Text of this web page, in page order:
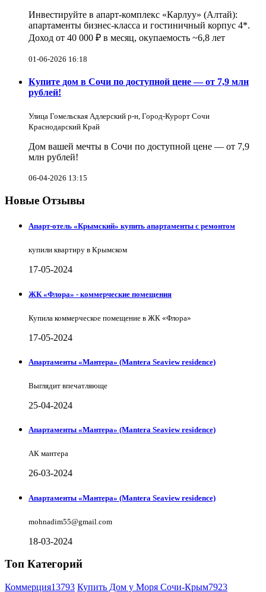
Инвестируйте в апарт-комплекс «Карлуу» (Алтай):
апартаменты бизнес-класса и гостиничный корпус 4*.
Доход от 40 000 ₽ в месяц, окупаемость ~6,8 лет
01-06-2026 16:18
Купите дом в Сочи по доступной цене — от 7,9 млн
рублей!
Улица Гомельская Адлерский р-н, Город-Курорт Сочи
Краснодарский Край
Дом вашей мечты в Сочи по доступной цене — от 7,9
млн рублей!
06-04-2026 13:15
Новые Отзывы
Апарт-отель «Крымский» купить апартаменты с ремонтом
купили квартиру в Крымском
17-05-2024
ЖК «Флора» - коммерческие помещения
Купила коммерческое помещение в ЖК «Флора»
17-05-2024
Апартаменты «Мантера» (Mantera Seaview rеsidence)
Выглядит впечатляюще
25-04-2024
Апартаменты «Мантера» (Mantera Seaview rеsidence)
АК мантера
26-03-2024
Апартаменты «Мантера» (Mantera Seaview rеsidence)
mohnadim55@gmail.com
18-03-2024
Топ Категорий
Коммерция13793 Купить Дом у Моря Сочи-Крым7923